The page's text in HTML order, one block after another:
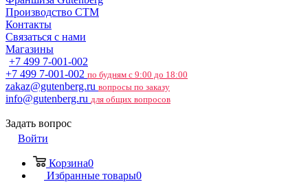
Производство СТМ
Контакты
Связаться с нами
Магазины
+7 499 7-001-002
+7 499 7-001-002 по будням с 9:00 до 18:00
zakaz@gutenberg.ru вопросы по заказу
info@gutenberg.ru для общих вопросов
Задать вопрос
Войти
Корзина0
Избранные товары0